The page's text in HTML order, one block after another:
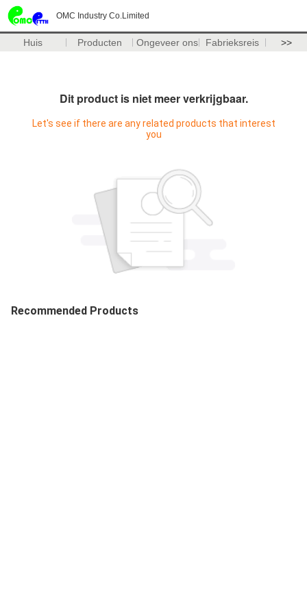
OMC Industry Co.Limited
Huis Producten Ongeveer ons Fabrieksreis >>
Dit product is niet meer verkrijgbaar.
Let's see if there are any related products that interest
you
Recommended Products